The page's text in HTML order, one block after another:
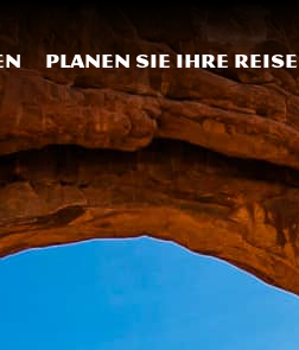
Planen Sie Ihre Reise